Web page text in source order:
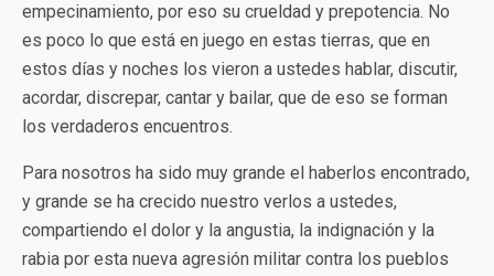
empecinamiento, por eso su crueldad y prepotencia. No
es poco lo que está en juego en estas tierras, que en
estos días y noches los vieron a ustedes hablar, discutir,
acordar, discrepar, cantar y bailar, que de eso se forman
los verdaderos encuentros.
Para nosotros ha sido muy grande el haberlos encontrado,
y grande se ha crecido nuestro verlos a ustedes,
compartiendo el dolor y la angustia, la indignación y la
rabia por esta nueva agresión militar contra los pueblos